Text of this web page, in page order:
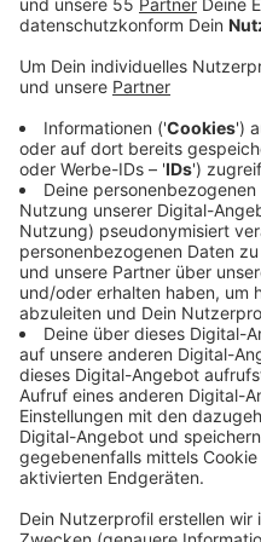
Veröffentlicht:Dienstag,
Anzeige
Zusätzlich ist aber die
Wunschkindergärten
erforderlich, so die
Anmeldung im KITA-
direkt den Zweit- und
angeben. Die
dann per E-Mail oder
sollte spätestens bis
Bühne gegangen sein,
nächste Kindergartenjahr
Hier erfahren Sie weitere